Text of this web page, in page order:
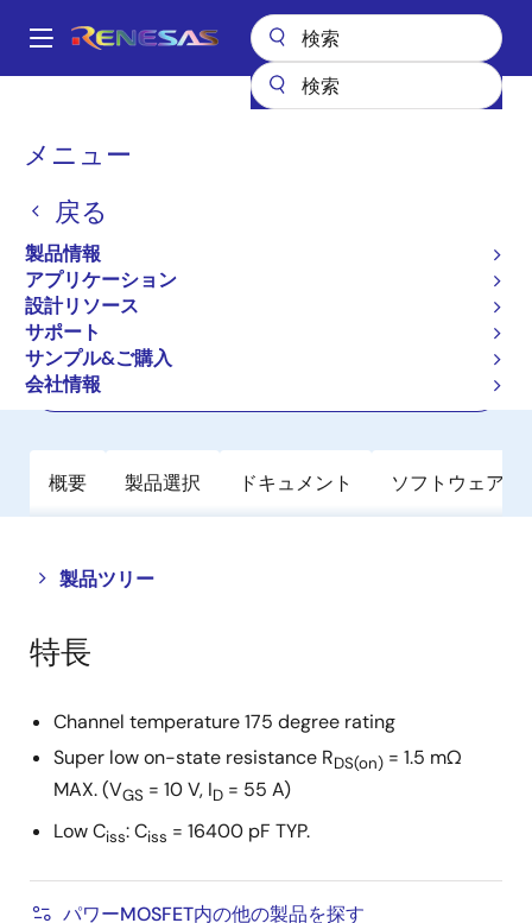
ン
Main
メニュー
戻る
製品情報
アプリケーション
設計リソース
サポート
サンプル&ご購入
会社情報
パ
く
ず
パワーディスクリート
パワーMOSFET
NP110N03PUG
アクティブ
Power MOSFETs for Automotive
概要 製品選択 ドキュメント ソフトウェア／
製品ツリー
Close
tree
menu
Open
tree
menu
特長
Channel temperature 175 degree rating
Super low on-state resistance RDS(on) = 1.5 mΩ
MAX. (VGS = 10 V, ID = 55 A)
Low Ciss: Ciss = 16400 pF TYP.
パワーMOSFET内の他の製品を探す